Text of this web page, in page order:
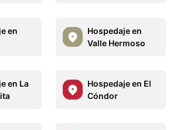
en
Hospedaje en
Valle Hermoso
en La
Hospedaje en El
Cóndor